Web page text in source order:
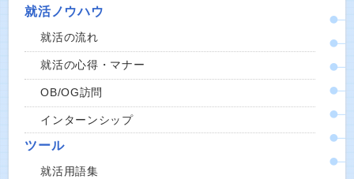
就活ノウハウ
就活の流れ
就活の心得・マナー
OB/OG訪問
インターンシップ
ツール
就活用語集